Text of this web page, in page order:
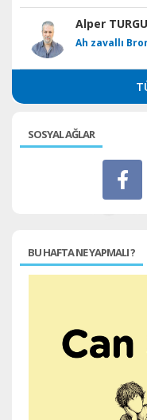
Alper
Ah zavallı
SOSYAL AĞLAR
BU HAFTA NE YAPMALI ?